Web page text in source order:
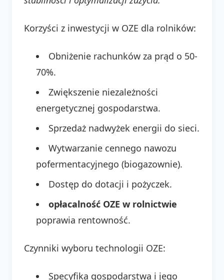
Korzyści z inwestycji w OZE dla rolników:
Obniżenie rachunków za prąd o 50-
70%.
Zwiększenie niezależności
energetycznej gospodarstwa.
Sprzedaż nadwyżek energii do sieci.
Wytwarzanie cennego nawozu
pofermentacyjnego (biogazownie).
Dostęp do dotacji i pożyczek.
opłacalność OZE w rolnictwie
poprawia rentowność.
Czynniki wyboru technologii OZE:
Specyfika gospodarstwa i jego